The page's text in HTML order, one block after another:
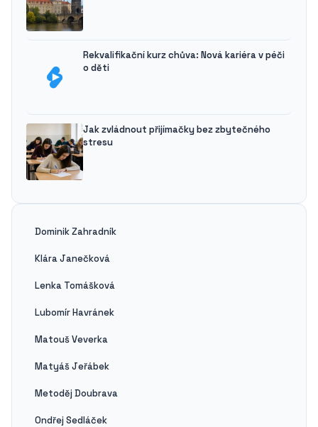
Rekvalifikační kurz chůva: Nová kariéra v péči
o děti
Jak zvládnout přijímačky bez zbytečného
stresu
Dominik Zahradník
Klára Janečková
Lenka Tomášková
Lubomír Havránek
Matouš Veverka
Matyáš Jeřábek
Metoděj Doubrava
Ondřej Sedláček